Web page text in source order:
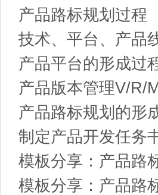
产品路标规划过程
技术、平台、产品
产品平台的形成过
产品版本管理V/R/
产品路标规划的形
制定产品开发任务
模板分享：产品路
模板分享：产品路